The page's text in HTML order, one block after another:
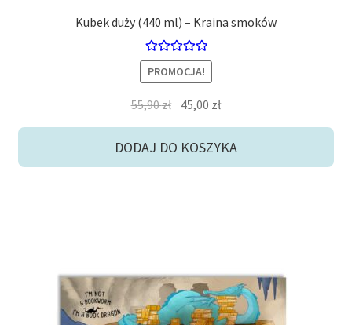
Kubek duży (440 ml) – Kraina smoków
Oceniono
5.00na 5
PROMOCJA!
55,90zł Pierwotna
wynosiła:
45,00 złAktualna
wynosi:
DODAJ DO KOSZYKA